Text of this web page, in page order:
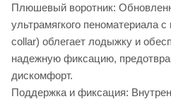
Плюшевый воротник:
ультрамягкого пеноматериала
collar) облегает лодыжку и
надежную фиксацию,
дискомфорт.
Поддержка и фиксация: